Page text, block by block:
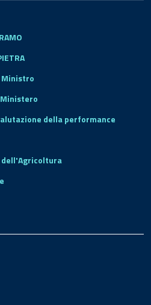
della performance
dell'Agricoltura